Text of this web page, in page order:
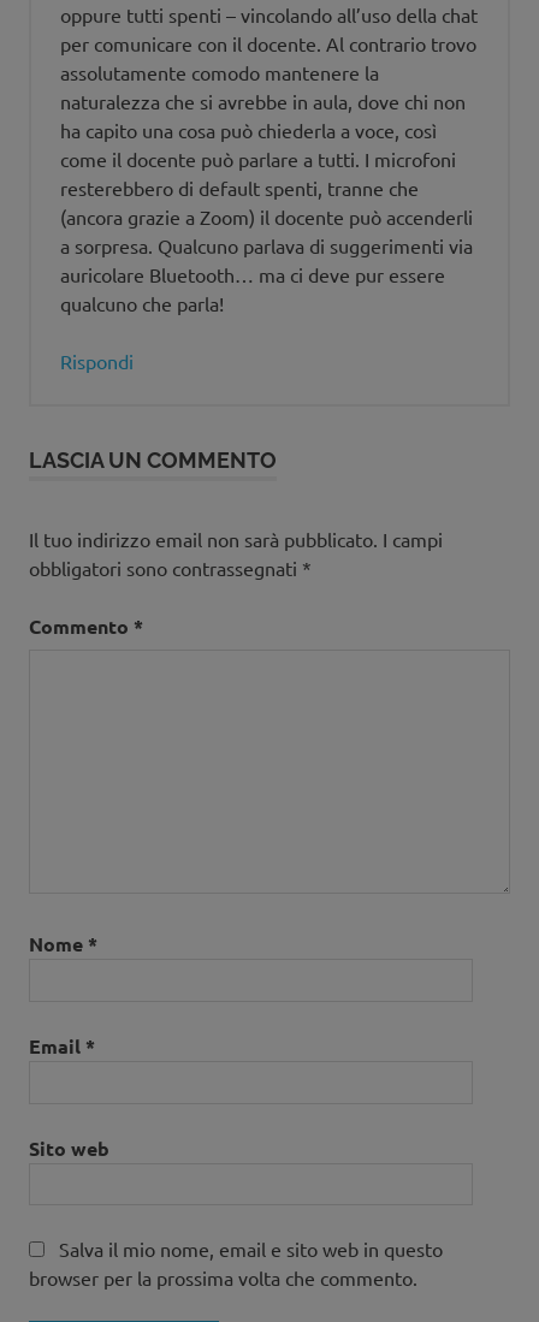
oppure tutti spenti – vincolando all’uso della chat
per comunicare con il docente. Al contrario trovo
assolutamente comodo mantenere la
naturalezza che si avrebbe in aula, dove chi non
ha capito una cosa può chiederla a voce, così
come il docente può parlare a tutti. I microfoni
resterebbero di default spenti, tranne che
(ancora grazie a Zoom) il docente può accenderli
a sorpresa. Qualcuno parlava di suggerimenti via
auricolare Bluetooth… ma ci deve pur essere
qualcuno che parla!
Rispondi
LASCIA UN COMMENTO
Il tuo indirizzo email non sarà pubblicato. I campi
obbligatori sono contrassegnati *
Commento *
Nome *
Email *
Sito web
Salva il mio nome, email e sito web in questo
browser per la prossima volta che commento.